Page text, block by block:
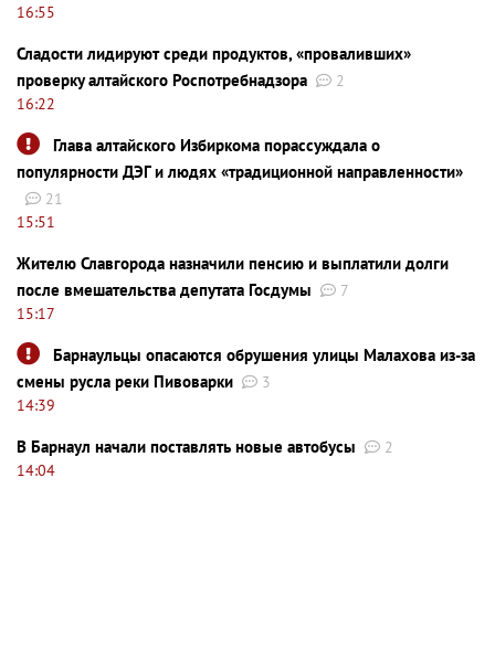
16:55
Сладости лидируют среди продуктов, «проваливших»
проверку алтайского Роспотребнадзора
2
16:22
Глава алтайского Избиркома порассуждала о
популярности ДЭГ и людях «традиционной направленности»
21
15:51
Жителю Славгорода назначили пенсию и выплатили долги
после вмешательства депутата Госдумы
7
15:17
Барнаульцы опасаются обрушения улицы Малахова из-за
смены русла реки Пивоварки
3
14:39
В Барнаул начали поставлять новые автобусы
2
14:04